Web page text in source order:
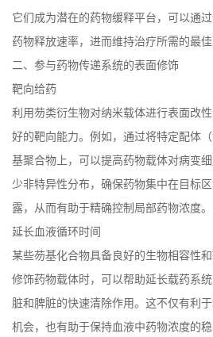
它们成为潜在的药物缓释平台，可以通
药物释放速率，进而维持治疗所需的最佳
二、参与药物传递系统的表面修饰
靶向给药
利用芴类衍生物对纳米载体进行表面改
好的靶向能力。例如，通过将特定配体
基聚合物上，可以提高药物载体对病变
少非特异性分布，确保药物集中在目标
露，从而有助于精确控制局部药物浓度。
延长血液循环时间
某些芴基化合物具备良好的生物相容性
修饰药物载体时，可以帮助延长载药系
脏和脾脏的快速清除作用。这不仅有利
机会，也有助于保持血液中药物浓度的稳